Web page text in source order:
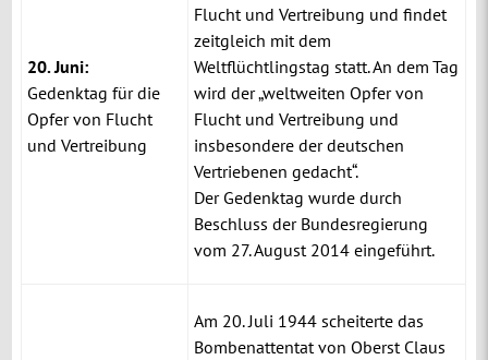
20. Juni:
Gedenktag für die
Opfer von Flucht
und Vertreibung
Flucht und Vertreibung und findet
zeitgleich mit dem
Weltflüchtlingstag statt. An dem Tag
wird der „weltweiten Opfer von
Flucht und Vertreibung und
insbesondere der deutschen
Vertriebenen gedacht“.
Der Gedenktag wurde durch
Beschluss der Bundesregierung
vom 27. August 2014 eingeführt.
Am 20. Juli 1944 scheiterte das
Bombenattentat von Oberst Claus